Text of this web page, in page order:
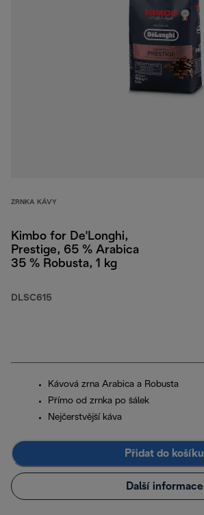
ZRNKA KÁVY
Kimbo for De'Longhi,
Prestige, 65 % Arabica
35 % Robusta, 1 kg
DLSC615
Kávová zrna Arabica a Robusta
Přímo od zrnka po šálek
Nejčerstvější káva
Přidat do košíku
Další informace